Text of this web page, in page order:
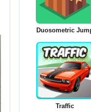
Duosometric
Traffic